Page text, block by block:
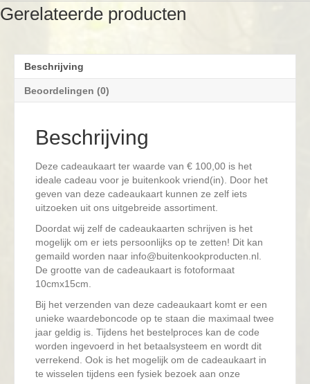
Gerelateerde producten
Beschrijving
Beoordelingen (0)
Beschrijving
Deze cadeaukaart ter waarde van € 100,00 is het
ideale cadeau voor je buitenkook vriend(in). Door het
geven van deze cadeaukaart kunnen ze zelf iets
uitzoeken uit ons uitgebreide assortiment.
Doordat wij zelf de cadeaukaarten schrijven is het
mogelijk om er iets persoonlijks op te zetten! Dit kan
gemaild worden naar info@buitenkookproducten.nl.
De grootte van de cadeaukaart is fotoformaat
10cmx15cm.
Bij het verzenden van deze cadeaukaart komt er een
unieke waardeboncode op te staan die maximaal twee
jaar geldig is. Tijdens het bestelproces kan de code
worden ingevoerd in het betaalsysteem en wordt dit
verrekend. Ook is het mogelijk om de cadeaukaart in
te wisselen tijdens een fysiek bezoek aan onze